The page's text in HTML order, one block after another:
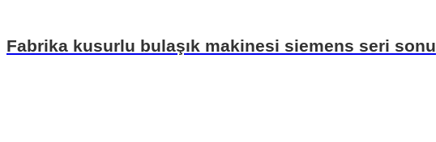
Fabrika kusurlu bulaşık makinesi siemens seri sonu